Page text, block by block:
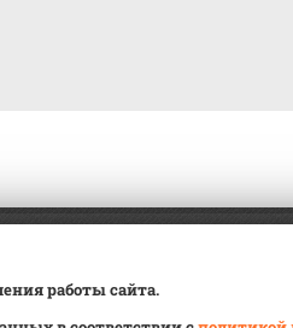
работы сайта.